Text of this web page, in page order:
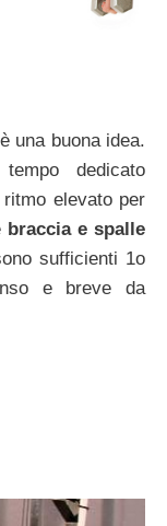
una buona idea.
dedicato
ritmo elevato per
braccia e spalle
sufficienti 1o
e breve da